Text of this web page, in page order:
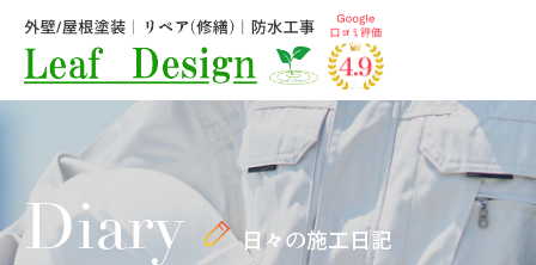
Diary 日々の施工日記